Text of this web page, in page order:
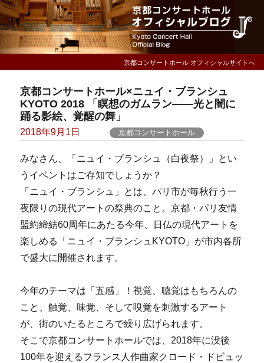
京都コンサートホール オフィシャルサイトへ
京都コンサートホール×ニュイ・ブランシュ
KYOTO 2018 「瞑想のガムラン――光と闇に
踊る影絵、覚醒の舞」
Posted
2018年9月1日 京都コンサートホール
みなさん、「ニュイ・ブランシュ（白夜祭）」とい
うイベントはご存知でしょうか？
「ニュイ・ブランシュ」とは、パリ市が毎秋行う一
夜限りの現代アートの祭典のこと。京都・パリ友情
盟約締結60周年にあたる今年、日仏の現代アートを
楽しめる「ニュイ・ブランシュKYOTO」が市内各所
で盛大に開催されます。
今年のテーマは「五感」！視覚、聴覚はもちろんの
こと、触覚、味覚、そして嗅覚を刺激するアート
が、街のいたるところで繰り広げられます。
そこで京都コンサートホールでは、2018年に没後
100年を迎えるフランス人作曲家クロード・ドビュッ